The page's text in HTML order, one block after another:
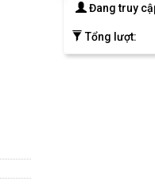
Đang truy
Tổng lượt: